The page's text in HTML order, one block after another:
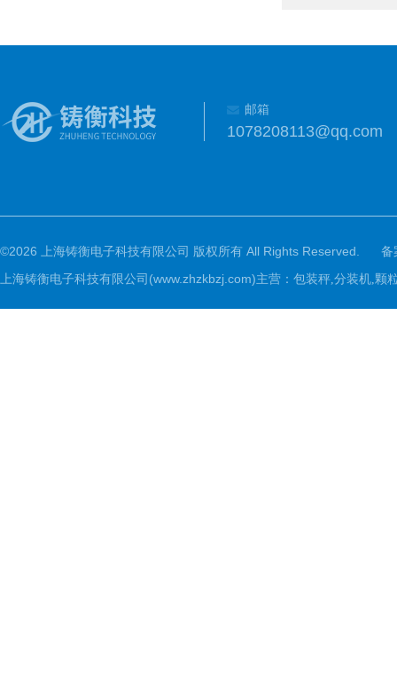
邮箱
1078208113@qq.com
©2026 上海铸衡电子科技有限公司 版权所有 All Rights Reserved.
备
上海铸衡电子科技有限公司(www.zhzkbzj.com)主营： 包装秤,分装机,颗